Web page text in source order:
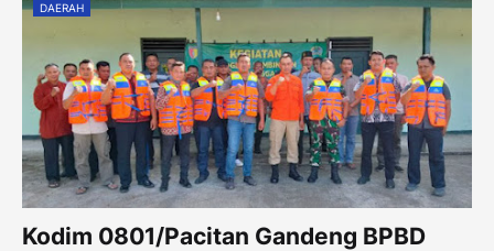
DAERAH
Kodim 0801/Pacitan Gandeng BPBD